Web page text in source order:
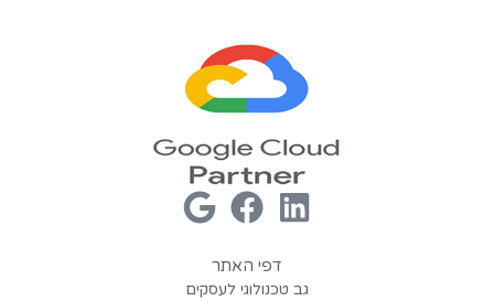
דפי האתר
גב טכנולוגי לעסקים